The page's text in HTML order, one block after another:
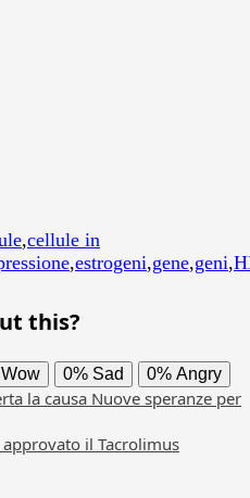
,cellule in
,estrogeni,gene,geni,
this?
Wow 0% Sad 0% Angry
la causa Nuove speranze per
il Tacrolimus